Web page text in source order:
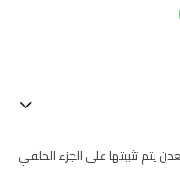
تثبيتها على الجزء الخلفي